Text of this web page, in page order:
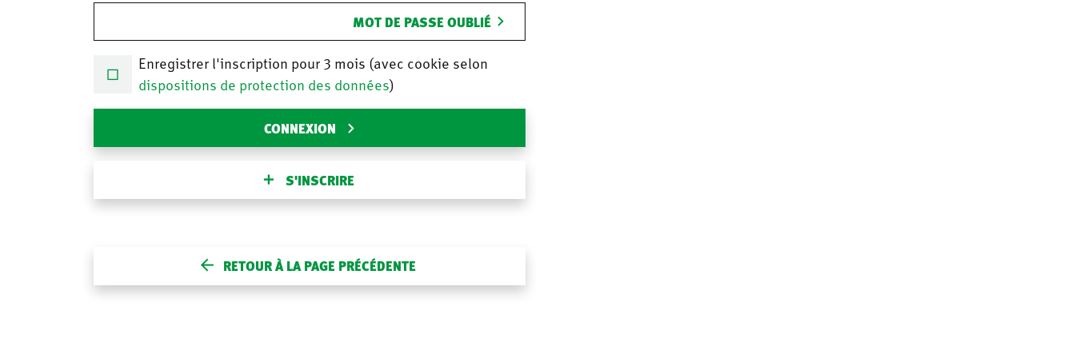
MOT DE PASSE OUBLIÉ
Enregistrer l'inscription pour 3 mois (avec cookie selon
dispositions de protection des données)
CONNEXION
S'INSCRIRE
RETOUR À LA PAGE PRÉCÉDENTE